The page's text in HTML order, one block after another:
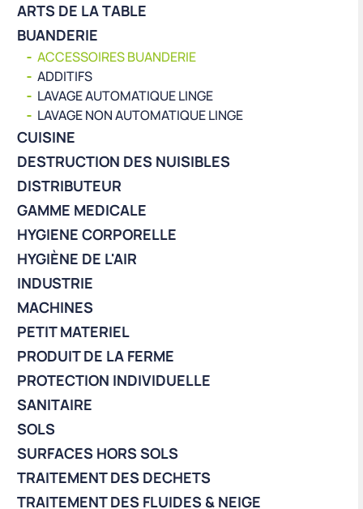
ARTS DE LA TABLE
BUANDERIE
ACCESSOIRES BUANDERIE
ADDITIFS
LAVAGE AUTOMATIQUE LINGE
LAVAGE NON AUTOMATIQUE LINGE
CUISINE
DESTRUCTION DES NUISIBLES
DISTRIBUTEUR
GAMME MEDICALE
HYGIENE CORPORELLE
HYGIÈNE DE L'AIR
INDUSTRIE
MACHINES
PETIT MATERIEL
PRODUIT DE LA FERME
PROTECTION INDIVIDUELLE
SANITAIRE
SOLS
SURFACES HORS SOLS
TRAITEMENT DES DECHETS
TRAITEMENT DES FLUIDES & NEIGE